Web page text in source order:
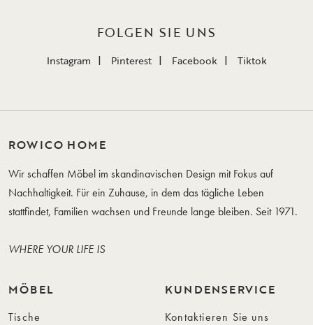
FOLGEN SIE UNS
Instagram Pinterest Facebook Tiktok
ROWICO HOME
Wir schaffen Möbel im skandinavischen Design mit Fokus auf
Nachhaltigkeit. Für ein Zuhause, in dem das tägliche Leben
stattfindet, Familien wachsen und Freunde lange bleiben. Seit 1971.
WHERE YOUR LIFE IS
MÖBEL
Tische
KUNDENSERVICE
Kontaktieren Sie uns